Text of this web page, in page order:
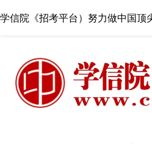
学信院《招考平台）努力做中国顶